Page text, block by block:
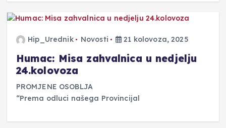
Hip_Urednik Novosti 21 kolovoza, 2025
Humac: Misa zahvalnica u nedjelju
24.kolovoza
PROMJENE OSOBLJA
“Prema odluci našega Provincijal